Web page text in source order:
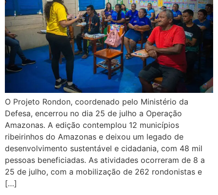
O Projeto Rondon, coordenado pelo Ministério da
Defesa, encerrou no dia 25 de julho a Operação
Amazonas. A edição contemplou 12 municípios
ribeirinhos do Amazonas e deixou um legado de
desenvolvimento sustentável e cidadania, com 48 mil
pessoas beneficiadas. As atividades ocorreram de 8 a
25 de julho, com a mobilização de 262 rondonistas e
[…]